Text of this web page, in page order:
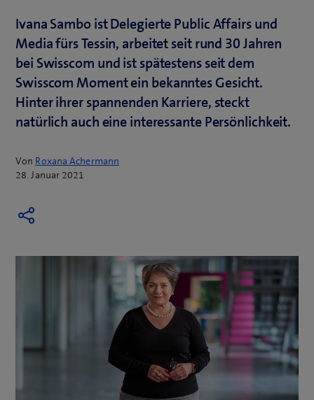
Ivana Sambo ist Delegierte Public Affairs und
Media fürs Tessin, arbeitet seit rund 30 Jahren
bei Swisscom und ist spätestens seit dem
Swisscom Moment ein bekanntes Gesicht.
Hinter ihrer spannenden Karriere, steckt
natürlich auch eine interessante Persönlichkeit.
Von Roxana Achermann
28. Januar 2021